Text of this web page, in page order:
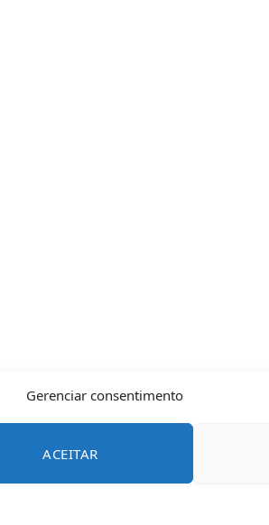
Gerenciar consentimento
ACEITAR
SOBRE NÓS